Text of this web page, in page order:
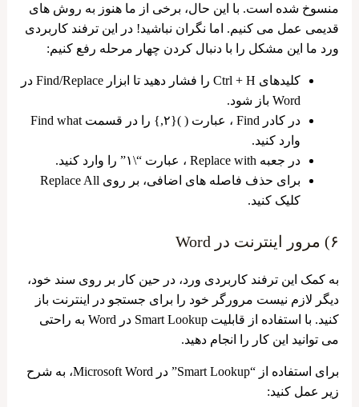
منسوخ شده است. با این حال، برخی از ما هنوز به روش‌ های
قدیمی عمل می ‌کنیم. اما نگران نباشید! در این ترفند کاربردی
ورد ما این مشکل را با دنبال کردن چهار مرحله رفع کنیم:
کلیدهای Ctrl + H را فشار دهید تا ابزار Find/Replace در
Word باز شود.
در کادر Find ، عبارت ( ){۲,} را در قسمت Find what
وارد کنید.
در جعبه Replace with ، عبارت “\۱” را وارد کنید.
برای حذف فاصله‌ های اضافی، بر روی Replace All
کلیک کنید.
۶) مرور اینترنت در Word
به کمک این ترفند کاربردی ورد، در حین کار بر روی سند خود،
دیگر لازم نیست مرورگر خود را برای جستجو در اینترنت باز
کنید. با استفاده از قابلیت Smart Lookup در Word به راحتی
می توانید این کار را انجام دهید.
برای استفاده از “Smart Lookup” در Microsoft Word، به شرح
زیر عمل کنید: